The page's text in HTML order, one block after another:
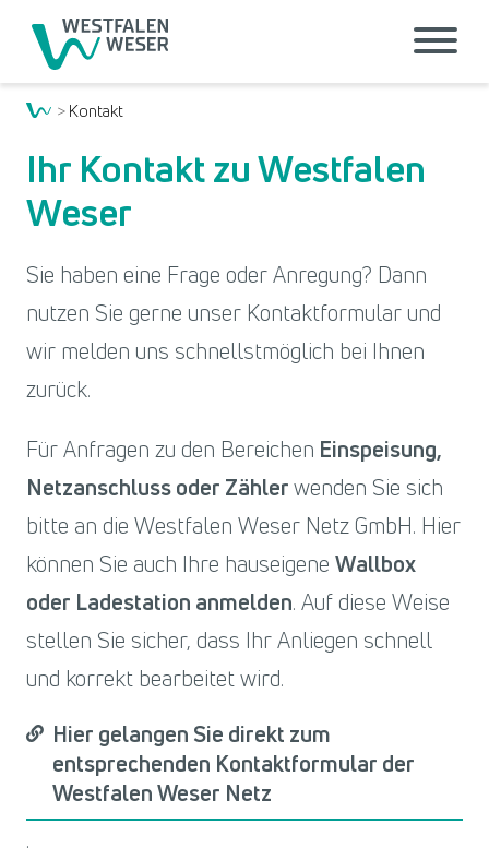
Kontakt
Ihr Kontakt zu Westfalen
Weser
Sie haben eine Frage oder Anregung? Dann
nutzen Sie gerne unser Kontaktformular und
wir melden uns schnellstmöglich bei Ihnen
zurück.
Für Anfragen zu den Bereichen Einspeisung,
Netzanschluss oder Zählerwenden Sie sich
bitte an die Westfalen Weser Netz GmbH. Hier
können Sie auch Ihre hauseigene Wallbox
oder Ladestation anmelden. Auf diese Weise
stellen Sie sicher, dass Ihr Anliegen schnell
und korrekt bearbeitet wird.
Hier gelangen Sie direkt zum
entsprechenden Kontaktformular der
Westfalen Weser Netz
.